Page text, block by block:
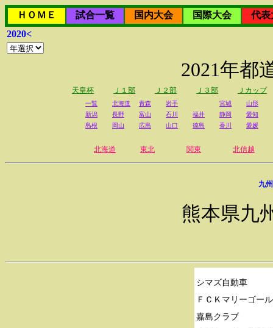
ＨＯＭＥ 試合一覧 国内大会 国際大会
代表
2020<
2021年都
天皇杯 Ｊ１部 Ｊ２部 Ｊ３部 Ｊカップ
一覧 北海道 青森 岩手 宮城
山形
新潟
長野 富山 石川 福井 静岡
愛知
島根
岡山 広島 山口 徳島 香川 愛媛
北海道 東北 関東 北信越
九
熊本県九
シマズ自動車
ＦＣＫマリーゴー
嘉島クラブ